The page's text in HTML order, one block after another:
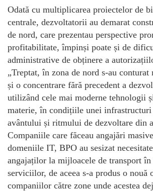
Odată cu multiplicarea proiectelor de
centrale, dezvoltatorii au demarat
de nord, care prezentau perspective
profitabilitate, împinși poate și de
administrative de obținere a
„Treptat, în zona de nord s-au
și o concentrare fără precedent a
utilizând cele mai moderne tehnologii
materie, în condițiile unei infrastructuri
avântului și ritmului de dezvoltare din
Companiile care făceau angajări
domeniile IT, BPO au sesizat
angajaților la mijloacele de transport în
serviciilor, de aceea s-a produs o nouă
companiilor către zone unde acestea